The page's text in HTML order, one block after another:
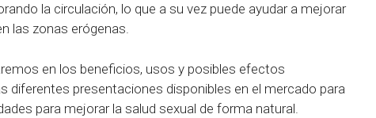
la circulación, lo que a su vez puede ayudar a mejorar
las zonas erógenas.
en los beneficios, usos y posibles efectos
diferentes presentaciones disponibles en el mercado para
para mejorar la salud sexual de forma natural.